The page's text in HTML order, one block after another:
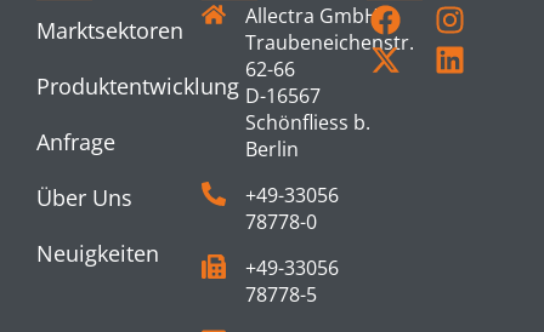
Marktsektoren
Produktentwicklung
Anfrage
Über Uns
Neuigkeiten
Allectra GmbH
Traubeneichenstr.
62-66
D-16567
Schönfliess b.
Berlin
+49-33056
78778-0
+49-33056
78778-5